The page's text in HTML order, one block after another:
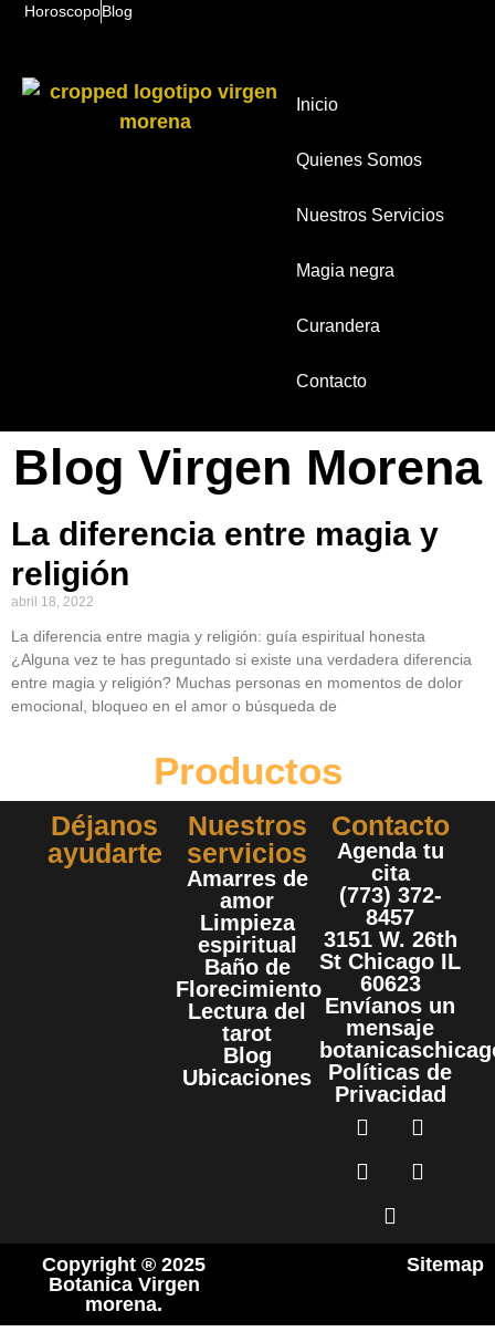
HoroscopoBlog
Inicio
Quienes Somos
Nuestros Servicios
Magia negra
Curandera
Contacto
Blog Virgen Morena
La diferencia entre magia y
religión
abril 18, 2022
La diferencia entre magia y religión: guía espiritual honesta
¿Alguna vez te has preguntado si existe una verdadera diferencia
entre magia y religión? Muchas personas en momentos de dolor
emocional, bloqueo en el amor o búsqueda de
Productos
Déjanos
ayudarte
Nuestros
servicios
Amarres de
amor
Limpieza
espiritual
Baño de
Florecimiento
Lectura del
tarot
Blog
Ubicaciones
Contacto
Agenda tu
cita
(773) 372-
8457
3151 W. 26th
St Chicago IL
60623
Envíanos un
mensaje
Políticas de
Privacidad
Copyright ® 2025
Botanica Virgen
morena.
Sitemap